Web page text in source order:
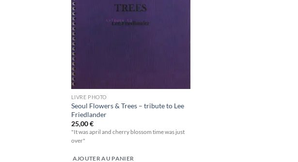
LIVRE PHOTO
Seoul Flowers & Trees – tribute to Lee
Friedlander
25,00€
"It was april and cherry blossom time was just
over"
AJOUTER AU PANIER